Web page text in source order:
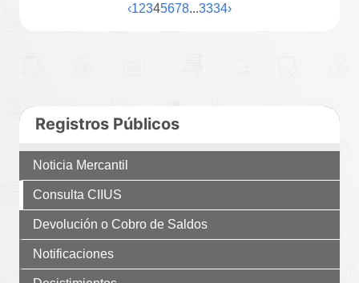
‹12345678...3334›
Registros Públicos
Noticia Mercantil
Consulta CIIUS
Devolución o Cobro de Saldos
Notificaciones